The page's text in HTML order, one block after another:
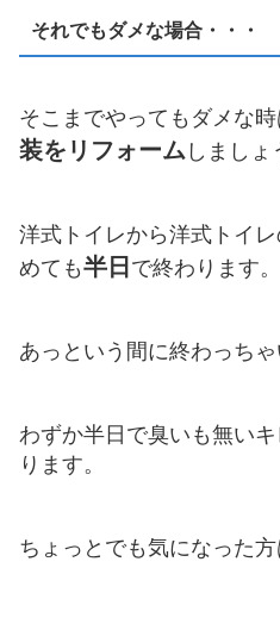
それでもダメな場合・・・
そこまでやってもダメな時
装をリフォーム しましょ
洋式トイレから洋式トイ
めても半日 で終わります。
あっという間に終わっちゃ
わずか半日で臭いも無い
ります。
ちょっとでも気になった